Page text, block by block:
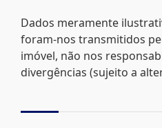
Dados meramente
foram-nos transmitidos
imóvel, não nos
divergências (sujeito a